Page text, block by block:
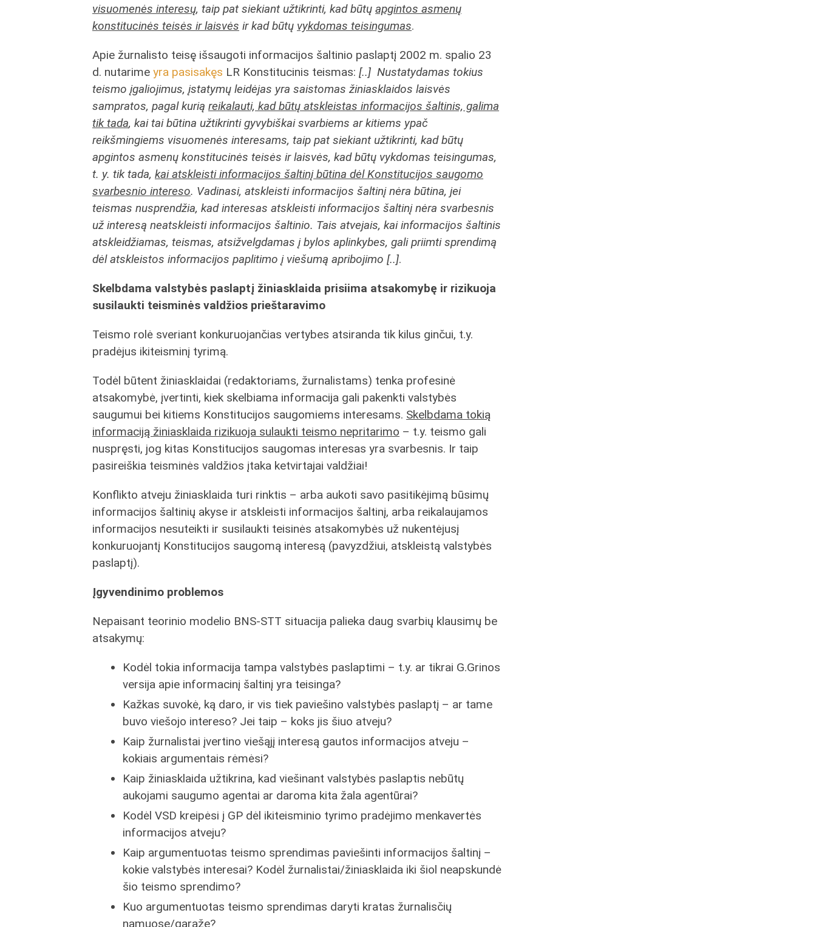
visuomenės interesų, taip pat siekiant užtikrinti, kad būtų apgintos asmenų
konstitucinės teisės ir laisvės ir kad būtų vykdomas teisingumas.
Apie žurnalisto teisę išsaugoti informacijos šaltinio paslaptį 2002 m. spalio 23
d. nutarime yra pasisakęs LR Konstitucinis teismas: [..] Nustatydamas tokius
teismo įgaliojimus, įstatymų leidėjas yra saistomas žiniasklaidos laisvės
sampratos, pagal kurią reikalauti, kad būtų atskleistas informacijos šaltinis, galima
tik tada, kai tai būtina užtikrinti gyvybiškai svarbiems ar kitiems ypač
reikšmingiems visuomenės interesams, taip pat siekiant užtikrinti, kad būtų
apgintos asmenų konstitucinės teisės ir laisvės, kad būtų vykdomas teisingumas,
t. y. tik tada, kai atskleisti informacijos šaltinį būtina dėl Konstitucijos saugomo
svarbesnio intereso. Vadinasi, atskleisti informacijos šaltinį nėra būtina, jei
teismas nusprendžia, kad interesas atskleisti informacijos šaltinį nėra svarbesnis
už interesą neatskleisti informacijos šaltinio. Tais atvejais, kai informacijos šaltinis
atskleidžiamas, teismas, atsižvelgdamas į bylos aplinkybes, gali priimti sprendimą
dėl atskleistos informacijos paplitimo į viešumą apribojimo [..].
Skelbdama valstybės paslaptį žiniasklaida prisiima atsakomybę ir rizikuoja
susilaukti teisminės valdžios prieštaravimo
Teismo rolė sveriant konkuruojančias vertybes atsiranda tik kilus ginčui, t.y.
pradėjus ikiteisminį tyrimą.
Todėl būtent žiniasklaidai (redaktoriams, žurnalistams) tenka profesinė
atsakomybė, įvertinti, kiek skelbiama informacija gali pakenkti valstybės
saugumui bei kitiems Konstitucijos saugomiems interesams. Skelbdama tokią
informaciją žiniasklaida rizikuoja sulaukti teismo nepritarimo – t.y. teismo gali
nuspręsti, jog kitas Konstitucijos saugomas interesas yra svarbesnis. Ir taip
pasireiškia teisminės valdžios įtaka ketvirtajai valdžiai!
Konflikto atveju žiniasklaida turi rinktis – arba aukoti savo pasitikėjimą būsimų
informacijos šaltinių akyse ir atskleisti informacijos šaltinį, arba reikalaujamos
informacijos nesuteikti ir susilaukti teisinės atsakomybės už nukentėjusį
konkuruojantį Konstitucijos saugomą interesą (pavyzdžiui, atskleistą valstybės
paslaptį).
Įgyvendinimo problemos
Nepaisant teorinio modelio BNS-STT situacija palieka daug svarbių klausimų be
atsakymų:
Kodėl tokia informacija tampa valstybės paslaptimi – t.y. ar tikrai G.Grinos
versija apie informacinį šaltinį yra teisinga?
Kažkas suvokė, ką daro, ir vis tiek paviešino valstybės paslaptį – ar tame
buvo viešojo intereso? Jei taip – koks jis šiuo atveju?
Kaip žurnalistai įvertino viešąjį interesą gautos informacijos atveju –
kokiais argumentais rėmėsi?
Kaip žiniasklaida užtikrina, kad viešinant valstybės paslaptis nebūtų
aukojami saugumo agentai ar daroma kita žala agentūrai?
Kodėl VSD kreipėsi į GP dėl ikiteisminio tyrimo pradėjimo menkavertės
informacijos atveju?
Kaip argumentuotas teismo sprendimas paviešinti informacijos šaltinį –
kokie valstybės interesai? Kodėl žurnalistai/žiniasklaida iki šiol neapskundė
šio teismo sprendimo?
Kuo argumentuotas teismo sprendimas daryti kratas žurnalisčių
namuose/garaže?